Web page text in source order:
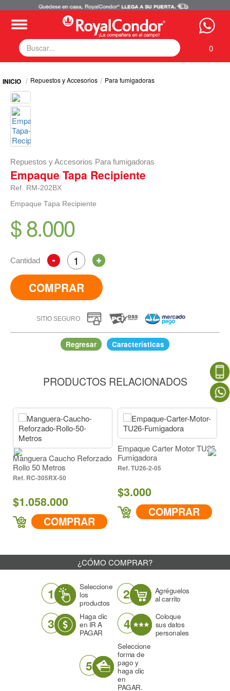
0
Fumigadoras
Equipos Motorizados
Respuestos y Accesorios
Tecnología de Aplicación
Zona Pecuaria
Zona Veterianaria
Repuestos y Accesorios Para fumigadoras
Repuestos y Accesorios Para fumigadoras
Empaque Tapa Recipiente
Ref. RM-202BX
Empaque Tapa Recipiente
$ 8.000
Cantidad
COMPRAR
SITIO SEGURO
Regresar Características
IR A COMPRAR
PRODUCTOS RELACIONADOS
Caucho Reforzado
50 Metros
RC-305RX-50
COMPRAR
Empaque Carter Motor TU26
Fumigadora
TU26-2-05
$3.000
COMPRAR
Racor
¿CÓMO COMPRAR?
1
Seleccione
los
productos
2
Agréguelos
al carrito
3
Haga clic
en IR A
PAGAR
4
Coloque
sus datos
personales
5
Seleccione
forma de
pago y
haga clic
en
PAGAR.